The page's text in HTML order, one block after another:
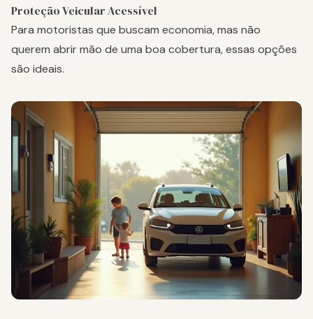
Proteção Veicular Acessível
Para motoristas que buscam economia, mas não
querem abrir mão de uma boa cobertura, essas opções
são ideais.